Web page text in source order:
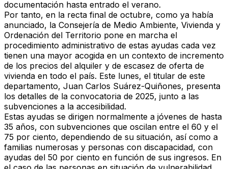
documentación hasta entrado el verano.
Por tanto, en la recta final de octubre, como ya había
anunciado, la Consejería de Medio Ambiente, Vivienda y
Ordenación del Territorio pone en marcha el
procedimiento administrativo de estas ayudas cada vez
tienen una mayor acogida en un contexto de incremento
de los precios del alquiler y de escasez de oferta de
vivienda en todo el país. Este lunes, el titular de este
departamento, Juan Carlos Suárez-Quiñones, presenta
los detalles de la convocatoria de 2025, junto a las
subvenciones a la accesibilidad.
Estas ayudas se dirigen normalmente a jóvenes de hasta
35 años, con subvenciones que oscilan entre el 60 y el
75 por ciento, dependiendo de su situación, así como a
familias numerosas y personas con discapacidad, con
ayudas del 50 por ciento en función de sus ingresos. En